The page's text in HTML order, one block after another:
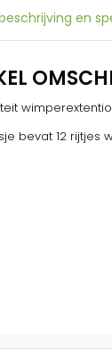
en
bevat 12 rijtjes